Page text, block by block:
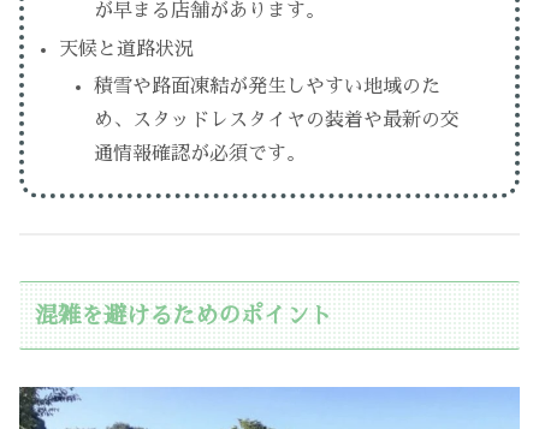
が早まる店舗があります。
天候と道路状況
積雪や路面凍結が発生しやすい地域のた
め、スタッドレスタイヤの装着や最新の交
通情報確認が必須です。
混雑を避けるためのポイント